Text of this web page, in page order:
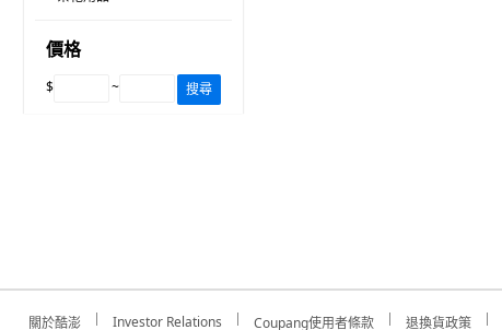
價格
$ ~ 搜尋
關於酷澎 Investor Relations Coupang使用者條款 退換貨政策